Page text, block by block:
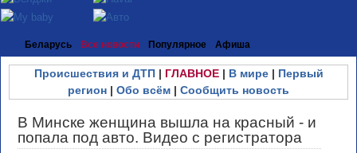
Беларусь Все новости Популярное Афиша
Происшествия и ДТП| ГЛАВНОЕ| В мире| Первый
регион | Обо всём | Сообщить новость
В Минске женщина вышла на красный - и
попала под авто. Видео с регистратора